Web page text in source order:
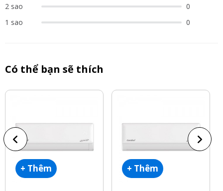
2 sao
0
1 sao
0
Có thể bạn sẽ thích
+ Thêm + Thêm